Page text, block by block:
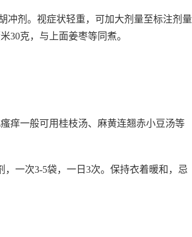
冲剂。视症状轻重，可加大剂量至标注剂量
30克，与上面姜枣等同煮。
痒一般可用桂枝汤、麻黄连翘赤小豆汤等
一次3-5袋，一日3次。保持衣着暖和，忌